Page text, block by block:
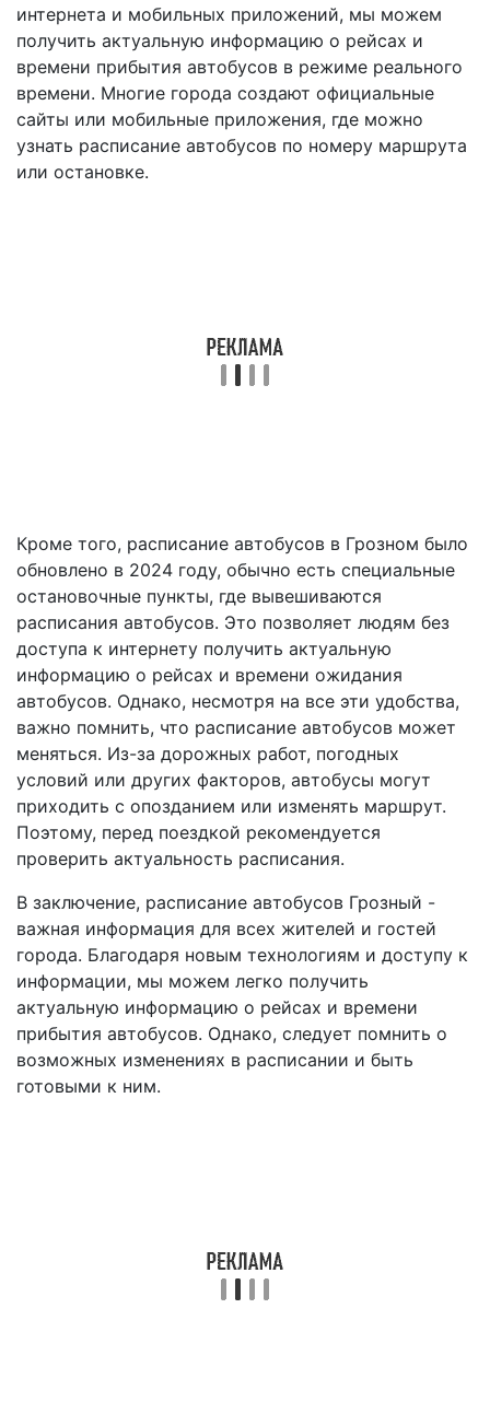
интернета и мобильных приложений, мы можем
получить актуальную информацию о рейсах и
времени прибытия автобусов в режиме реального
времени. Многие города создают официальные
сайты или мобильные приложения, где можно
узнать расписание автобусов по номеру маршрута
или остановке.
Кроме того, расписание автобусов в Грозном было
обновлено в 2024 году, обычно есть специальные
остановочные пункты, где вывешиваются
расписания автобусов. Это позволяет людям без
доступа к интернету получить актуальную
информацию о рейсах и времени ожидания
автобусов. Однако, несмотря на все эти удобства,
важно помнить, что расписание автобусов может
меняться. Из-за дорожных работ, погодных
условий или других факторов, автобусы могут
приходить с опозданием или изменять маршрут.
Поэтому, перед поездкой рекомендуется
проверить актуальность расписания.
В заключение, расписание автобусов Грозный -
важная информация для всех жителей и гостей
города. Благодаря новым технологиям и доступу к
информации, мы можем легко получить
актуальную информацию о рейсах и времени
прибытия автобусов. Однако, следует помнить о
возможных изменениях в расписании и быть
готовыми к ним.